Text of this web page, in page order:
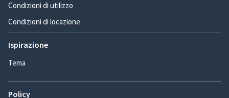
Condizioni di utilizzo
Condizioni di locazione
Ispirazione
Tema
Policy